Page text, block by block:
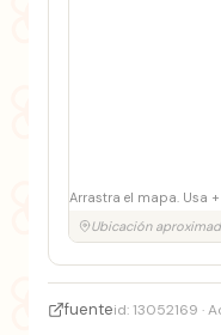
Arrastra el mapa. Usa
Ubicación
fuenteid: 13052169 ·